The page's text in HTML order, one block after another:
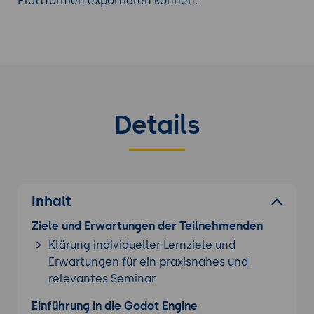
Details
Inhalt
Ziele und Erwartungen der Teilnehmenden
Klärung individueller Lernziele und
Erwartungen für ein praxisnahes und
relevantes Seminar
Einführung in die Godot Engine